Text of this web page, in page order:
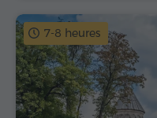
7-8 heures